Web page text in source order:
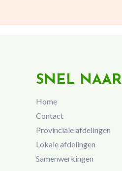
SNEL NAAR
Home
Contact
Provinciale afdelingen
Lokale afdelingen
Samenwerkingen